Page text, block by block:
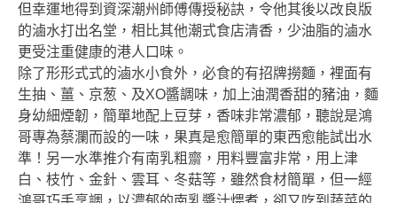
但幸運地得到資深潮州師傅傳授秘訣，令他其後以改良版
的滷水打出名堂，相比其他潮式食店清香，少油脂的滷水
更受注重健康的港人口味。
除了形形式式的滷水小食外，必食的有招牌撈麵，裡面有
生抽、薑、京葱、及XO醬調味，加上油潤香甜的豬油，麵
身幼細煙韌，簡單地配上豆芽，香味非常濃郁，聽說是鴻
哥專為蔡瀾而設的一味，果真是愈簡單的東西愈能試出水
準！另一水準推介有南乳粗齋，用料豐富非常，用上津
白、枝竹、金針、雲耳、冬菇等，雖然食材簡單，但一經